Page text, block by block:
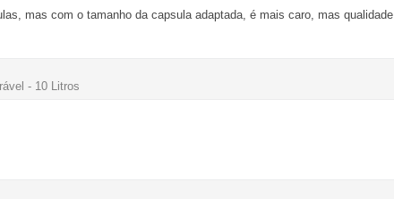
mas com o tamanho da capsula adaptada, é mais caro, mas qualidade
- 10 Litros